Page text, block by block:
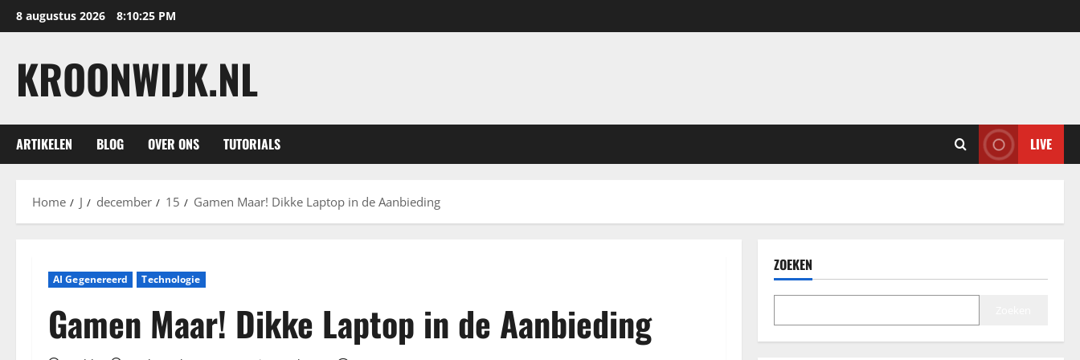
naar
inhoud
8 augustus 2026 8:10:26 PM
KROONWIJK.NL
ARTIKELEN BLOG OVER ONS TUTORIALS LIVE
Home J december 15 Gamen Maar! Dikke Laptop in de Aanbieding
AI Gegenereerd Technologie
Gamen Maar! Dikke Laptop in de Aanbieding
ZOEKEN